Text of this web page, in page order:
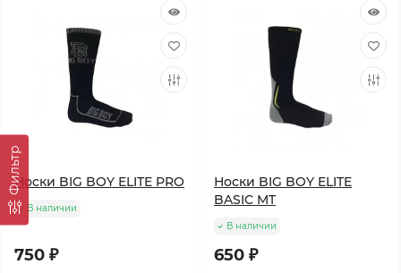
Фильтр
Носки BIG BOY ELITE PRO
В наличии
750 ₽
Носки BIG BOY ELITE
BASIC MT
В наличии
650 ₽